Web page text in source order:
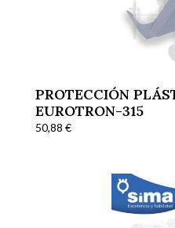
PROTECCIÓN
EUROTRON-315
50,88 €